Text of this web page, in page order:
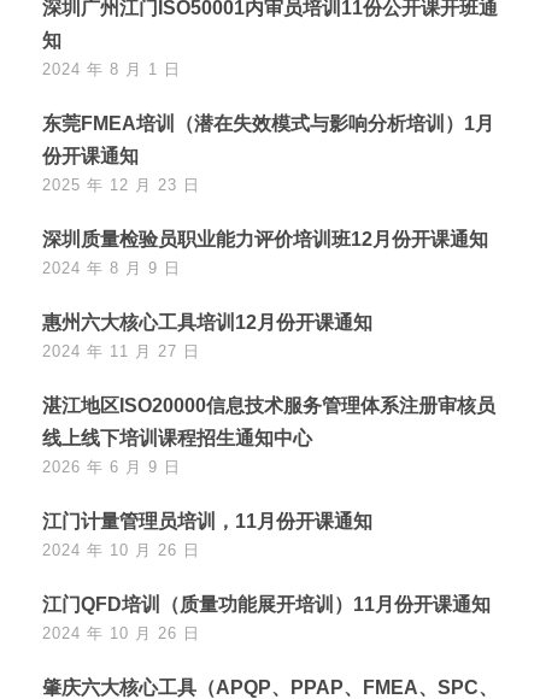
深圳广州江门ISO50001内审员培训11份公开课开班通
知
2024 年 8 月 1 日
东莞FMEA培训（潜在失效模式与影响分析培训）1月
份开课通知
2025 年 12 月 23 日
深圳质量检验员职业能力评价培训班12月份开课通知
2024 年 8 月 9 日
惠州六大核心工具培训12月份开课通知
2024 年 11 月 27 日
湛江地区ISO20000信息技术服务管理体系注册审核员
线上线下培训课程招生通知中心
2026 年 6 月 9 日
江门计量管理员培训，11月份开课通知
2024 年 10 月 26 日
江门QFD培训（质量功能展开培训）11月份开课通知
2024 年 10 月 26 日
肇庆六大核心工具（APQP、PPAP、FMEA、SPC、